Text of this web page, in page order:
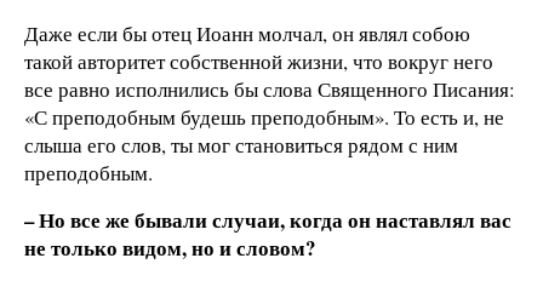
Даже если бы отец Иоанн молчал, он являл собою
такой авторитет собственной жизни, что вокруг него
все равно исполнились бы слова Священного Писания:
«С преподобным будешь преподобным». То есть и, не
слыша его слов, ты мог становиться рядом с ним
преподобным.
– Но все же бывали случаи, когда он наставлял вас
не только видом, но и словом?